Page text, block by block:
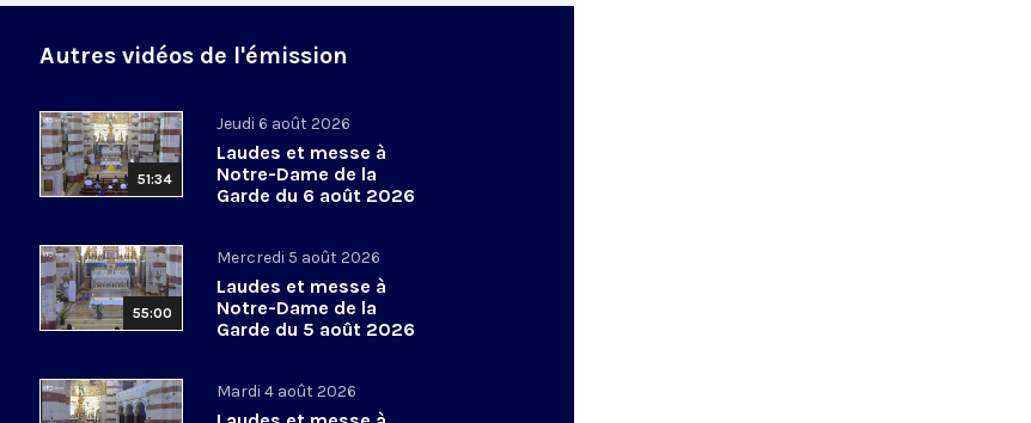
Autres vidéos de l'émission
51:34
Jeudi 6 août 2026
Laudes et messe à
Notre-Dame de la
Garde du 6 août 2026
55:00
Mercredi 5 août 2026
Laudes et messe à
Notre-Dame de la
Garde du 5 août 2026
Mardi 4 août 2026